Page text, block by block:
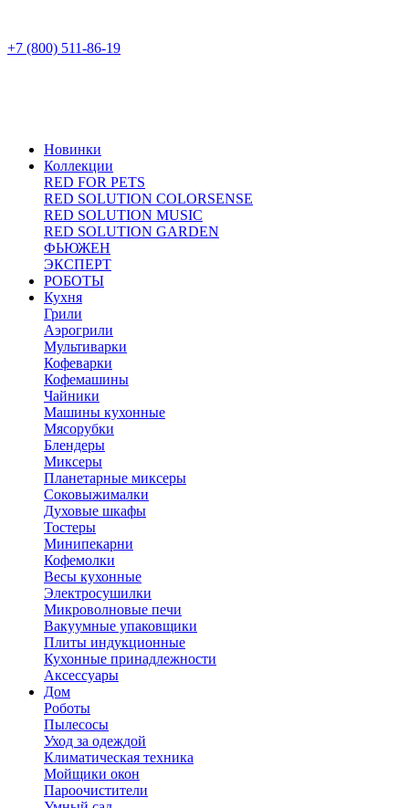
+7 (800) 511-86-19
Новинки
Коллекции
RED FOR PETS
RED SOLUTION COLORSENSE
RED SOLUTION MUSIC
RED SOLUTION GARDEN
ФЬЮЖЕН
ЭКСПЕРТ
РОБОТЫ
Кухня
Грили
Аэрогрили
Мультиварки
Кофеварки
Кофемашины
Чайники
Машины кухонные
Мясорубки
Блендеры
Миксеры
Планетарные миксеры
Соковыжималки
Духовые шкафы
Тостеры
Минипекарни
Кофемолки
Весы кухонные
Электросушилки
Микроволновые печи
Вакуумные упаковщики
Плиты индукционные
Кухонные принадлежности
Аксессуары
Дом
Роботы
Пылесосы
Уход за одеждой
Климатическая техника
Мойщики окон
Пароочистители